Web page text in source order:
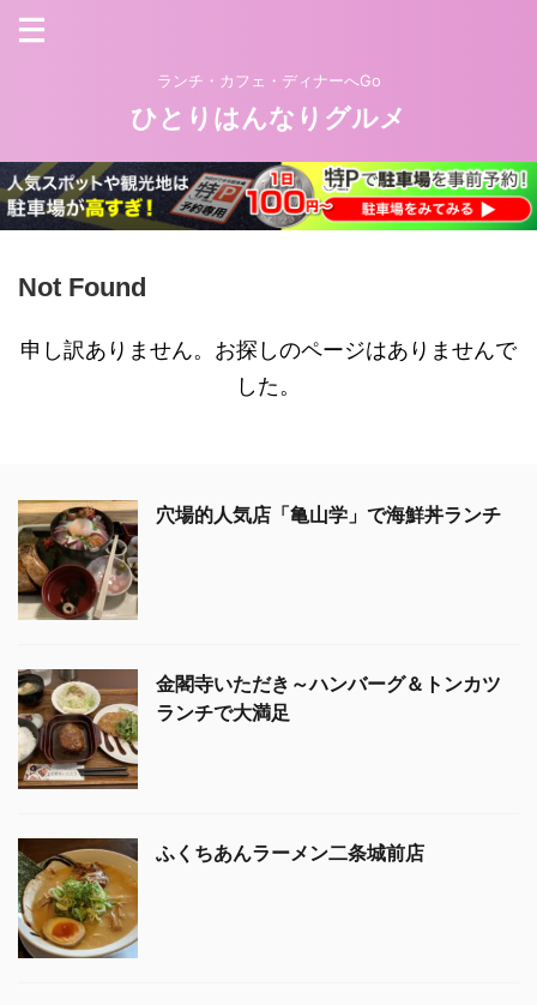
ランチ・カフェ・ディナーへGo
ひとりはんなりグルメ
Not Found
申し訳ありません。お探しのページはありませんで
した。
穴場的人気店「亀山学」で海鮮丼ランチ
金閣寺いただき～ハンバーグ＆トンカツ
ランチで大満足
ふくちあんラーメン二条城前店